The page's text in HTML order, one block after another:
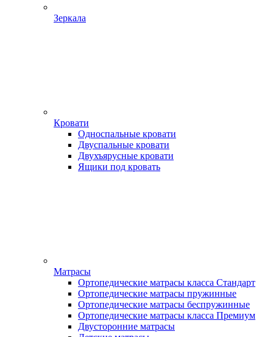
Зеркала
Кровати
Односпальные кровати
Двуспальные кровати
Двухъярусные кровати
Ящики под кровать
Матрасы
Ортопедические матрасы класса Стандарт
Ортопедические матрасы пружинные
Ортопедические матрасы беспружинные
Ортопедические матрасы класса Премиум
Двусторонние матрасы